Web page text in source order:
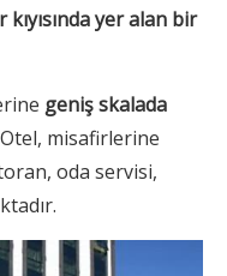
kıyısında yer alan bir
geniş skalada
Otel, misafirlerine
oda servisi,